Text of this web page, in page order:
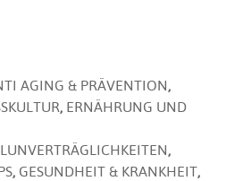
AGING & PRÄVENTION,
, ERNÄHRUNG UND
,
, GESUNDHEIT & KRANKHEIT,